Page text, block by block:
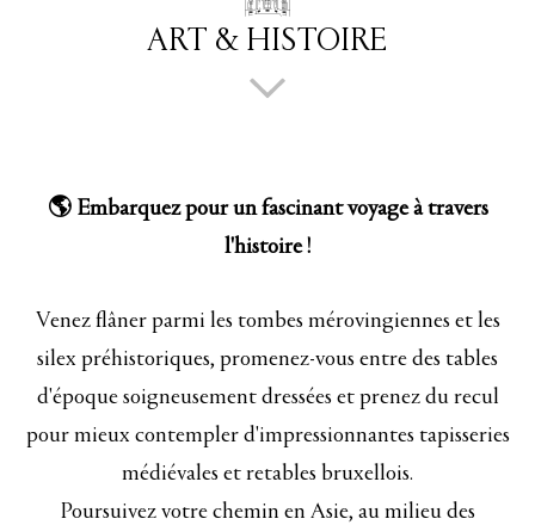
ART & HISTOIRE
🌎 Embarquez pour un fascinant voyage à travers
l'histoire !
Venez flâner parmi les tombes mérovingiennes et les
silex préhistoriques, promenez-vous entre des tables
d'époque soigneusement dressées et prenez du recul
pour mieux contempler d'impressionnantes tapisseries
médiévales et retables bruxellois.
Poursuivez votre chemin en Asie, au milieu des